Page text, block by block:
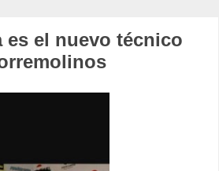
es el nuevo técnico